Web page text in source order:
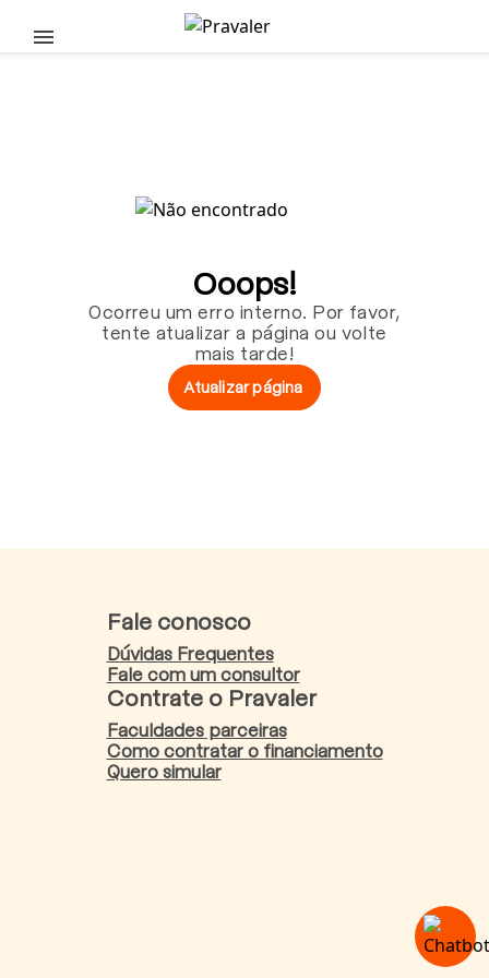
Pular para o conteúdo principal
Ooops!
Ocorreu um erro interno. Por favor,
tente atualizar a página ou volte
mais tarde!
Atualizar página
Fale conosco
Dúvidas Frequentes
Fale com um consultor
Contrate o Pravaler
Faculdades parceiras
Como contratar o financiamento
Quero simular